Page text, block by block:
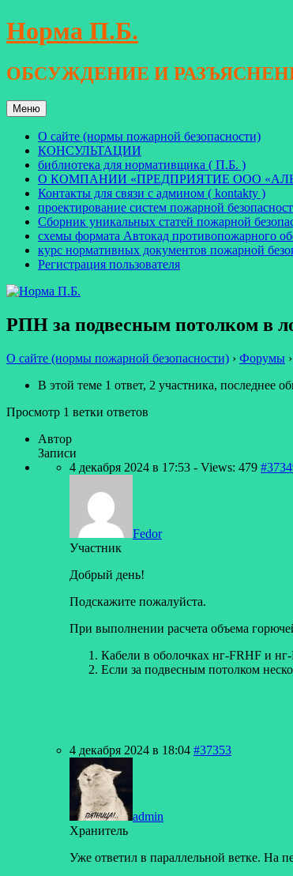
Перейти
к
Норма П.Б.
ОБСУЖДЕНИЕ И
Меню
О сайте (нормы пожарной безопасности)
КОНСУЛЬТАЦИИ
библиотека для нормативщика ( П.Б. )
О КОМПАНИИ «ПРЕДПРИЯТИЕ ООО
Контакты для связи с админом ( kontakty )
проектирование систем пожарной
Сборник уникальных статей пожарной
схемы формата Автокад противопожарного
курс нормативных документов пожарной
Регистрация пользователя
РПН за подвесным потолком в
О сайте (нормы пожарной безопасности) › Форумы ›
В этой теме 1 ответ, 2 участника, последнее
Просмотр 1 ветки ответов
Автор
Записи
4 декабря 2024 в 17:53 - Views: 479
Fedor
Участник
Добрый день!
Подскажите пожалуйста.
При выполнении расчета объема
Кабели в оболочках нг-FRHF и
Если за подвесным потолком
4 декабря 2024 в 18:04 #37353
admin
Хранитель
Уже ответил в параллельной ветке. На